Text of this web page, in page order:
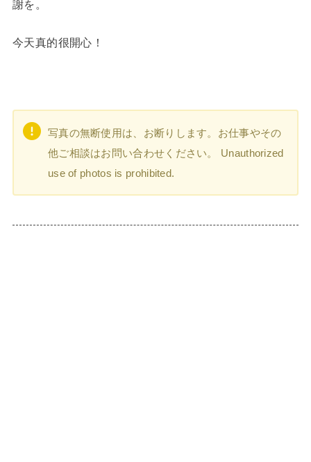
謝を。
今天真的很開心！
写真の無断使用は、お断りします。お仕事やその
他ご相談はお問い合わせください。 Unauthorized
use of photos is prohibited.